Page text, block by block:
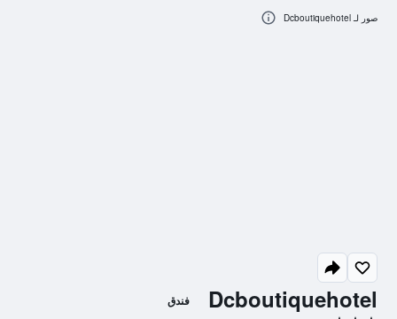
Dcboutiquehotel فندق
صور لـ Dcboutiquehotel